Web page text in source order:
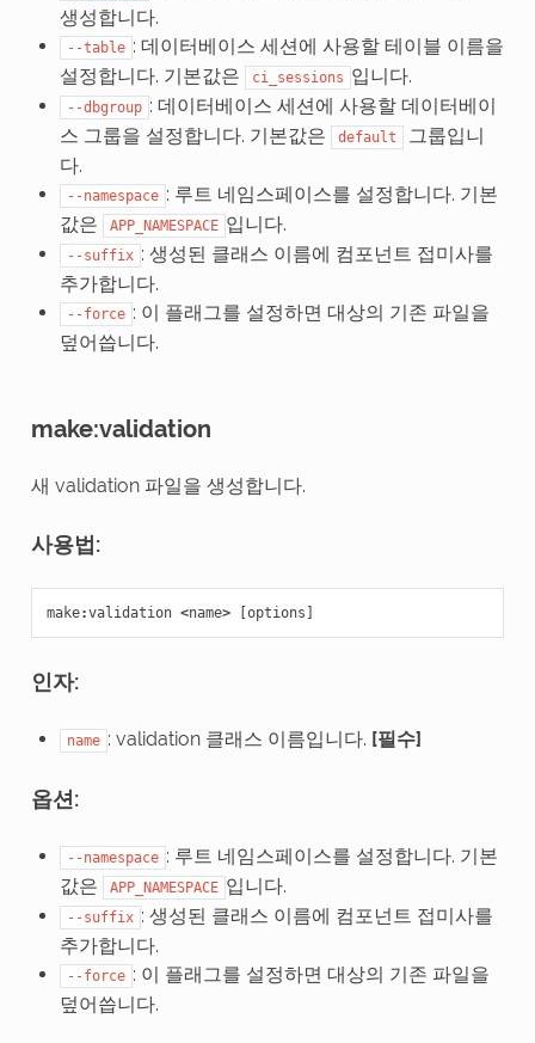
생성합니다.
--table : 데이터베이스 세션에 사용할 테이블 이름을
설정합니다. 기본값은
ci_sessions 입니다.
--dbgroup : 데이터베이스 세션에 사용할 데이터베이
스 그룹을 설정합니다. 기본값은
default
그룹입니
다.
--namespace : 루트 네임스페이스를 설정합니다. 기본
값은
APP_NAMESPACE 입니다.
--suffix : 생성된 클래스 이름에 컴포넌트 접미사를
추가합니다.
--force : 이 플래그를 설정하면 대상의 기존 파일을
덮어씁니다.
make:validation
새 validation 파일을 생성합니다.
사용법:
make:validation <name> [options ]
인자:
name : validation 클래스 이름입니다. [필수]
옵션:
--namespace : 루트 네임스페이스를 설정합니다. 기본
값은
APP_NAMESPACE 입니다.
--suffix : 생성된 클래스 이름에 컴포넌트 접미사를
추가합니다.
--force : 이 플래그를 설정하면 대상의 기존 파일을
덮어씁니다.